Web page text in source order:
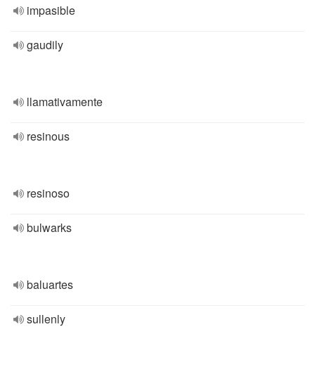
impasible
gaudily
llamativamente
resinous
resinoso
bulwarks
baluartes
sullenly